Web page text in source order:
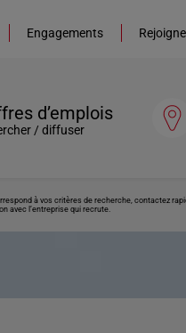
Engagements
d’emplois
/ diffuser
à vos critères de recherche, contactez
avec l’entreprise qui recrute.